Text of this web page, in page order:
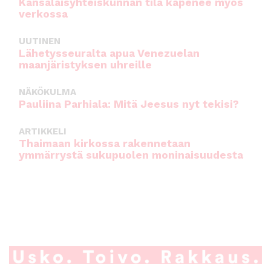
Kansalaisyhteiskunnan tila kapenee myös
verkossa
UUTINEN
Lähetysseuralta apua Venezuelan
maanjäristyksen uhreille
NÄKÖKULMA
Pauliina Parhiala: Mitä Jeesus nyt tekisi?
ARTIKKELI
Thaimaan kirkossa rakennetaan
ymmärrystä sukupuolen moninaisuudesta